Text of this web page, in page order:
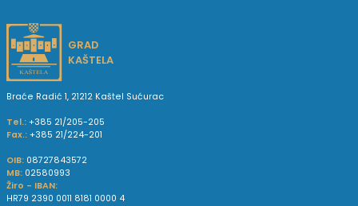
GRAD
KAŠTELA
Braće Radić 1, 21212 Kaštel Sućurac
Tel.: +385 21/205-205
Fax.: +385 21/224-201
OIB: 08727843572
MB: 02580993
Žiro - IBAN:
HR79 2390 0011 8181 0000 4